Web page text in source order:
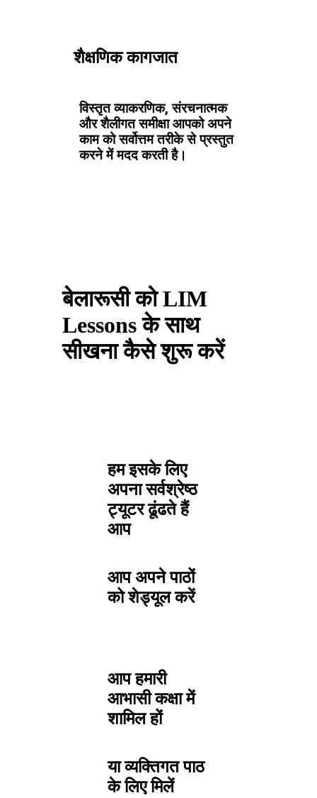
शैक्षणिक कागजात
विस्तृत व्याकरणिक, संरचनात्मक
और शैलीगत समीक्षा आपको अपने
काम को सर्वोत्तम तरीके से प्रस्तुत
करने में मदद करती है।
बेलारूसी को LIM
Lessons के साथ
सीखना कैसे शुरू करें
हम इसके लिए
अपना सर्वश्रेष्ठ
ट्यूटर ढूंढते हैं
आप
आप अपने पाठों
को शेड्यूल करें
आप हमारी
आभासी कक्षा में
शामिल हों
या व्यक्तिगत पाठ
के लिए मिलें